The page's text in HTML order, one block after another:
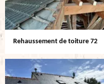
Rehaussement de toiture 72